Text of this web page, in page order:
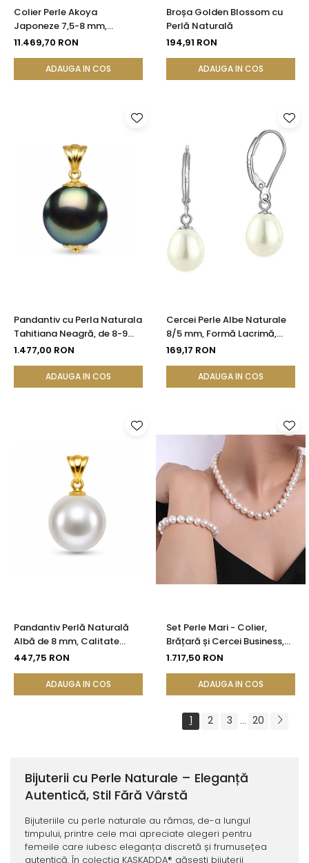
Colier Perle Akoya
Japoneze 7,5-8 mm,
Calitate AAA, Închizătoare
11.469,70 RON
ADAUGA IN COS
Broșa Golden Blossom cu
Perlă Naturală
194,91 RON
ADAUGA IN COS
Pandantiv cu Perla Naturala
Tahitiana Neagră, de 8-9
mm si Aur de 14k
1.477,00 RON
ADAUGA IN COS
Cercei Perle Albe Naturale
8/5 mm, Formă Lacrimă,
Tortiță Închisă, Argint 925 |
169,17 RON
ADAUGA IN COS
Pandantiv Perlă Naturală
Albă de 8 mm, Calitate
AAA+ și Aur 14K (aur 585) |
447,75 RON
ADAUGA IN COS
Set Perle Mari - Colier,
Brățară și Cercei Business,
Argint 925, Perle Naturale
KASKADDA®
1.717,50 RON
ADAUGA IN COS
1 2 3 ... 20
Bijuterii cu Perle Naturale – Eleganță
Autentică, Stil Fără Vârstă
Bijuteriile cu perle naturale au rămas, de-a lungul
timpului, printre cele mai apreciate alegeri pentru
femeile care iubesc eleganța discretă și frumusețea
autentică. În colecția KASKADDA® găsești bijuterii